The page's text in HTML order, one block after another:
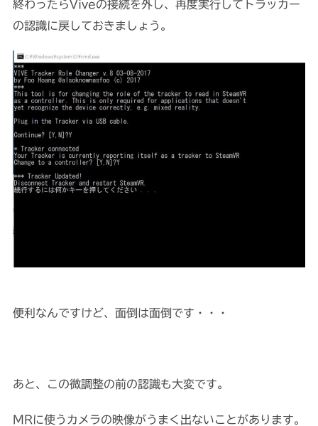
終わったらViveの接続を外し、再度実行してトラッカー
の認識に戻しておきましょう。
便利なんですけど、面倒は面倒です・・・
あと、この微調整の前の認識も大変です。
MRに使うカメラの映像がうまく出ないことがあります。